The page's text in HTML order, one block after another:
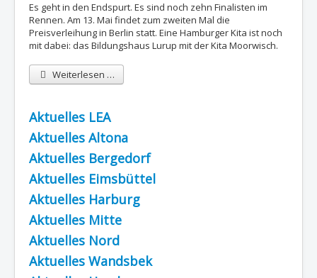
Es geht in den Endspurt. Es sind noch zehn Finalisten im
Rennen. Am 13. Mai findet zum zweiten Mal die
Preisverleihung in Berlin statt. Eine Hamburger Kita ist noch
mit dabei: das Bildungshaus Lurup mit der Kita Moorwisch.
Weiterlesen …
Aktuelles LEA
Aktuelles Altona
Aktuelles Bergedorf
Aktuelles Eimsbüttel
Aktuelles Harburg
Aktuelles Mitte
Aktuelles Nord
Aktuelles Wandsbek